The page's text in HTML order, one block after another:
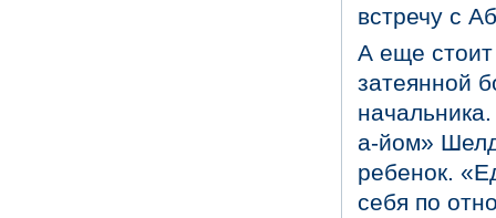
встречу с
А еще стоит
затеянной
а-йом»
ребенок.
себя по